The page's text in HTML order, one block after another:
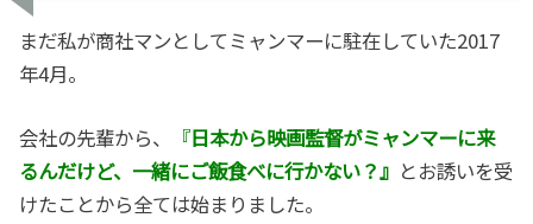
まだ私が商社マンとしてミャンマーに駐在していた2017
年4月。
会社の先輩から、 『日本から映画監督がミャンマーに来
るんだけど、一緒にご飯食べに行かない？』 とお誘いを受
けたことから全ては始まりました。